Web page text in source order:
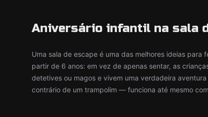
Aniversário infantil na sala
Uma sala de escape é uma das melhores ideias para
partir de 6 anos: em vez de apenas sentar, as
detetives ou magos e vivem uma verdadeira
contrário de um trampolim — funciona até mesmo